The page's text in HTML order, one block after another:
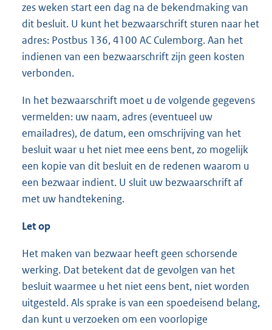
zes weken start een dag na de bekendmaking van
dit besluit. U kunt het bezwaarschrift sturen naar het
adres: Postbus 136, 4100 AC Culemborg. Aan het
indienen van een bezwaarschrift zijn geen kosten
verbonden.
In het bezwaarschrift moet u de volgende gegevens
vermelden: uw naam, adres (eventueel uw
emailadres), de datum, een omschrijving van het
besluit waar u het niet mee eens bent, zo mogelijk
een kopie van dit besluit en de redenen waarom u
een bezwaar indient. U sluit uw bezwaarschrift af
met uw handtekening.
Let op
Het maken van bezwaar heeft geen schorsende
werking. Dat betekent dat de gevolgen van het
besluit waarmee u het niet eens bent, niet worden
uitgesteld. Als sprake is van een spoedeisend belang,
dan kunt u verzoeken om een voorlopige